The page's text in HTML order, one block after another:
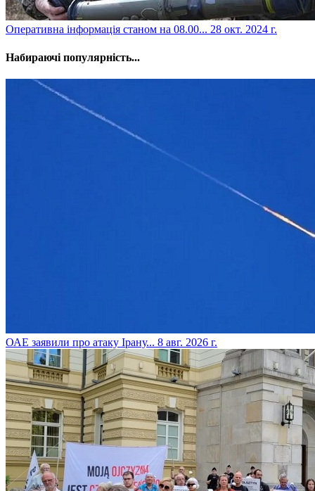
​Оперативна інформація станом на 08.00... 28 окт. 2024 г.
Набираючі популярність...
​ОАЕ заявили про атаку Ірану... 8 авг. 2026 г.